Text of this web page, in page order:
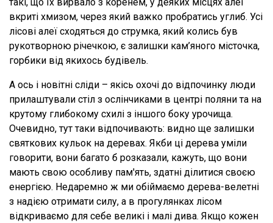
вкриті хмизом, через який важко пробратись углиб. Усі
лісові алеї сходяться до струмка, який колись був
рукотворною річечкою, є залишки кам’яного місточка,
горбики від якихось будівель.
А ось і новітні сліди – якісь охочі до відпочинку люди
прилаштували стіл з ослінчиками в центрі поляни та на
крутому глибокому схилі з іншого боку урочища.
Очевидно, тут таки відпочивають: видно ще залишки
святкових кульок на деревах. Якби ці дерева уміли
говорити, вони багато б розказали, кажуть, що вони
мають свою особливу пам'ять, здатні ділитися своєю
енергією. Недаремно ж ми обіймаємо дерева-велетні
з надією отримати силу, а в прогулянках лісом
відкриваємо для себе великі і малі дива. Якщо кожен